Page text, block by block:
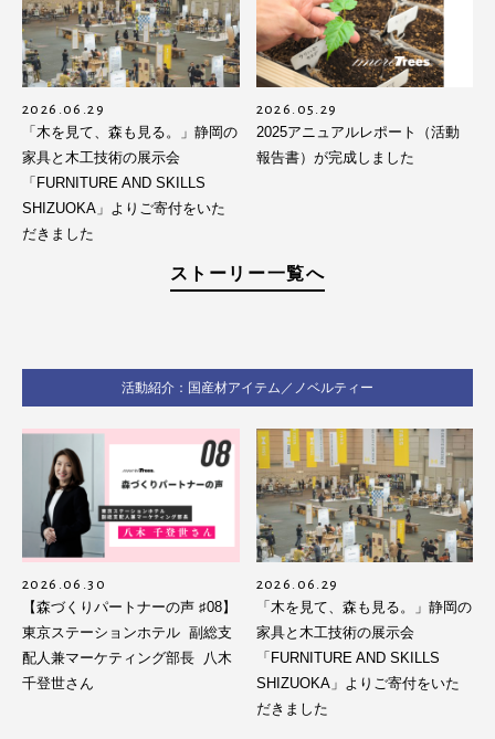
2026.06.29
「木を見て、森も見る。」静岡の
家具と木工技術の展示会
「FURNITURE AND SKILLS
SHIZUOKA」よりご寄付をいた
だきました
2026.05.29
2025アニュアルレポート（活動
報告書）が完成しました
ストーリー一覧へ
活動紹介：国産材アイテム／ノベルティー
2026.06.30
【森づくりパートナーの声 ♯08】
東京ステーションホテル 副総支
配人兼マーケティング部長 八木
千登世さん
2026.06.29
「木を見て、森も見る。」静岡の
家具と木工技術の展示会
「FURNITURE AND SKILLS
SHIZUOKA」よりご寄付をいた
だきました